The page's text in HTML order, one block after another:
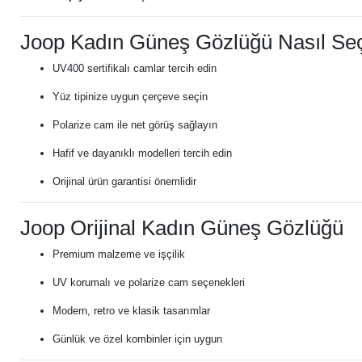
Joop Kadın Güneş Gözlüğü Nasıl
UV400 sertifikalı camlar tercih edin
Yüz tipinize uygun çerçeve seçin
Polarize cam ile net görüş sağlayın
Hafif ve dayanıklı modelleri tercih edin
Orijinal ürün garantisi önemlidir
Joop Orijinal Kadın Güneş Gözlüğü
Premium malzeme ve işçilik
UV korumalı ve polarize cam seçenekleri
Modern, retro ve klasik tasarımlar
Günlük ve özel kombinler için uygun